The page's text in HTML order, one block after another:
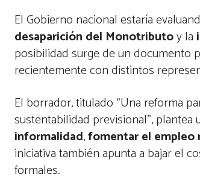
El Gobierno nacional estaría
desaparición del Monotributoy la
posibilidad surge de un documento
recientemente con distintos
El borrador, titulado “Una reforma
sustentabilidad previsional”,
informalidad,fomentar el empleo
iniciativa también apunta a bajar el
formales.